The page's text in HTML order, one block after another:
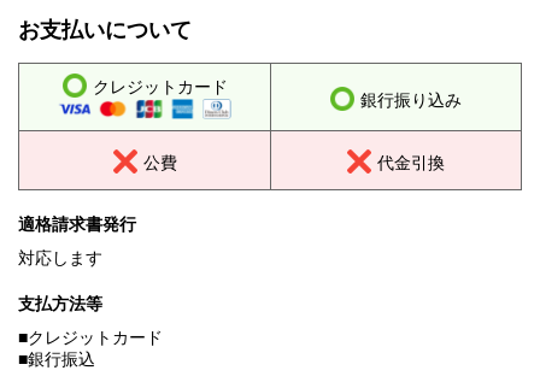
お支払いについて
クレジットカード
銀行振り込み
公費 代金引換
適格請求書発行
対応します
支払方法等
■クレジットカード
■銀行振込